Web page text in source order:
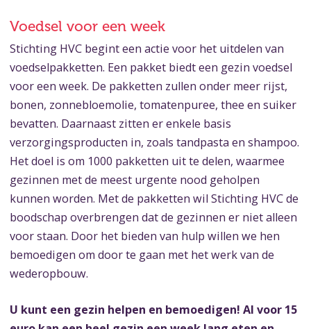
Voedsel voor een week
Stichting HVC begint een actie voor het uitdelen van
voedselpakketten. Een pakket biedt een gezin voedsel
voor een week. De pakketten zullen onder meer rijst,
bonen, zonnebloemolie, tomatenpuree, thee en suiker
bevatten. Daarnaast zitten er enkele basis
verzorgingsproducten in, zoals tandpasta en shampoo.
Het doel is om 1000 pakketten uit te delen, waarmee
gezinnen met de meest urgente nood geholpen
kunnen worden. Met de pakketten wil Stichting HVC de
boodschap overbrengen dat de gezinnen er niet alleen
voor staan. Door het bieden van hulp willen we hen
bemoedigen om door te gaan met het werk van de
wederopbouw.
U kunt een gezin helpen en bemoedigen! Al voor 15